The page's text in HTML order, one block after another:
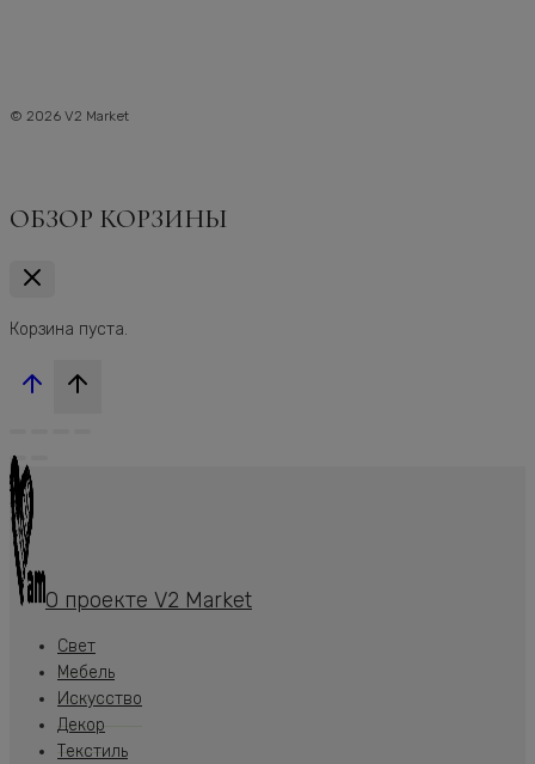
© 2026 V2 Market
ОБЗОР КОРЗИНЫ
Корзина пуста.
О проекте V2 Market
Свет
Мебель
Искусство
Декор
Текстиль